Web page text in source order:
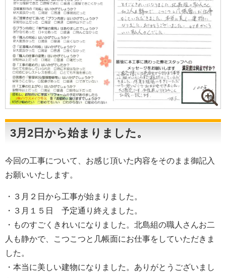
3月2日から始まりました。
今回の工事について、お感じ頂いた内容をそのまま御記入
お願いいたします。
・３月２日から工事が始まりました。
・３月１５日 予定通り終えました。
・ものすごくきれいになりました。北島組の職人さんお二
人も静かで、こつこつと几帳面にお仕事をしていただきま
した。
・本当に美しい建物になりました。ありがとうございまし